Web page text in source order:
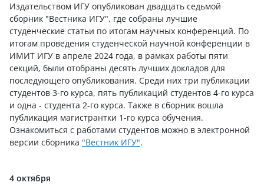
Издательством ИГУ опубликован двадцать седьмой
сборник "Вестника ИГУ", где собраны лучшие
студенческие статьи по итогам научных конференций. По
итогам проведения студенческой научной конференции в
ИМИТ ИГУ в апреле 2024 года, в рамках работы пяти
секций, были отобраны десять лучших докладов для
последующего опубликования. Среди них три публикации
студентов 3-го курса, пять публикаций студентов 4-го курса
и одна - студента 2-го курса. Также в сборник вошла
публикация магистрантки 1-го курса обучения.
Ознакомиться с работами студентов можно в электронной
версии сборника "Вестник ИГУ".
4 октября